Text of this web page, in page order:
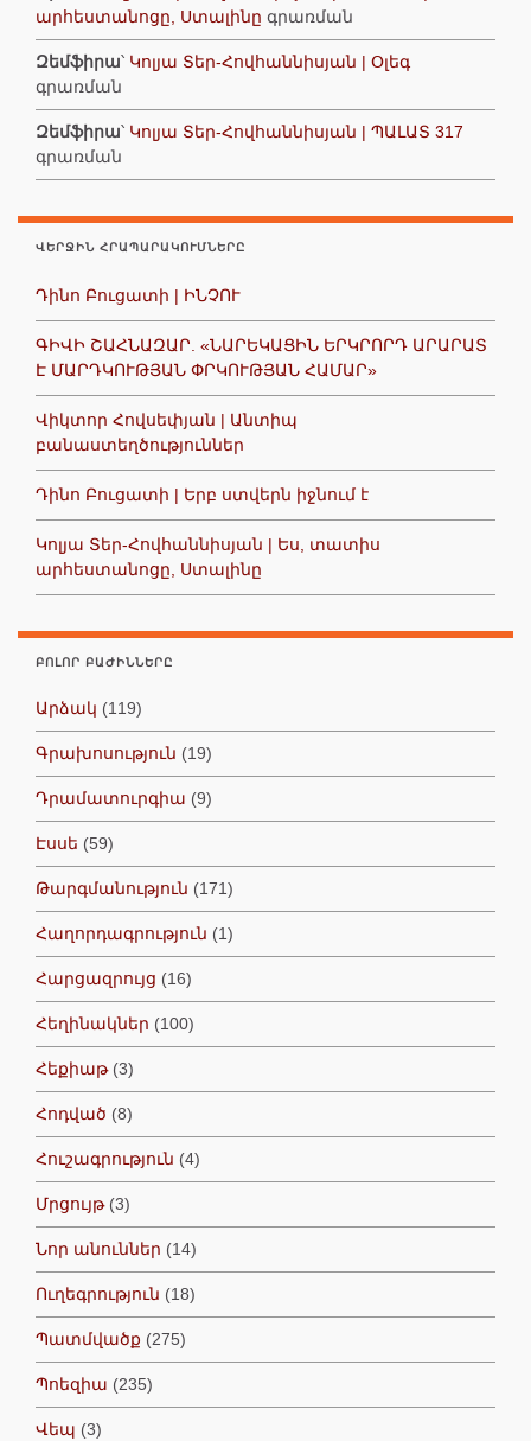
արհեստանոցը, Ստալինը գրառման
Զեմֆիրա՝ Կոլյա Տեր-Հովհաննիսյան | Օլեգ
գրառման
Զեմֆիրա՝ Կոլյա Տեր-Հովհաննիսյան | ՊԱԼԱՏ 317
գրառման
ՎԵՐՋԻՆ ՀՐԱՊԱՐԱԿՈՒՄՆԵՐԸ
Դինո Բուցատի | ԻՆՉՈՒ
ԳԻՎԻ ՇԱՀՆԱԶԱՐ. «ՆԱՐԵԿԱՑԻՆ ԵՐԿՐՈՐԴ ԱՐԱՐԱՏ
Է ՄԱՐԴԿՈՒԹՅԱՆ ՓՐԿՈՒԹՅԱՆ ՀԱՄԱՐ»
Վիկտոր Հովսեփյան | Անտիպ
բանաստեղծություններ
Դինո Բուցատի | Երբ ստվերն իջնում է
Կոլյա Տեր-Հովհաննիսյան | Ես, տատիս
արհեստանոցը, Ստալինը
ԲՈԼՈՐ ԲԱԺԻՆՆԵՐԸ
Արձակ (119)
Գրախոսություն (19)
Դրամատուրգիա (9)
Էսսե (59)
Թարգմանություն (171)
Հաղորդագրություն (1)
Հարցազրույց (16)
Հեղինակներ (100)
Հեքիաթ(3)
Հոդված (8)
Հուշագրություն (4)
Մրցույթ(3)
Նոր անուններ (14)
Ուղեգրություն (18)
Պատմվածք (275)
Պոեզիա (235)
Վեպ (3)